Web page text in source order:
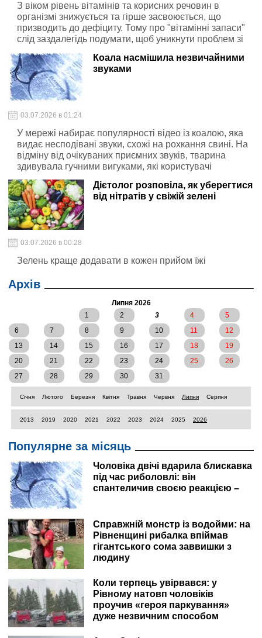
З віком рівень вітамінів та корисних речовин в
організмі знижується та гірше засвоюється, що
призводить до дефіциту. Тому про "вітамінні запаси"
слід заздалегідь подумати, щоб уникнути проблем зі
Коала насмішила незвичайними
звуками
03.07.2026 в 01:24
У мережі набирає популярності відео із коалою, яка
видає несподівані звуки, схожі на рохкання свині. На
відміну від очікуваних приємних звуків, тварина
здивувала гучними вигуками, які користувачі
описують як “жахливі”.
Дієтолог розповіла, як уберегтися
від нітратів у свіжій зелені
03.07.2026 в 00:28
Зелень краще додавати в кожен прийом їжі
Архів
Липня 2026
1
2 3 4
5
6
7 8 9 10 11
12
13
14 15 16 17 18
19
20
21 22 23 24 25
26
27
28 29 30 31
Січня Лютого Березня Квітня Травня Червня Липня Серпня
2013 2019 2020 2021 2022 2023 2024 2025 2026
Популярне за місяць
Чоловіка двічі вдарила блискавка
під час риболовлі: він
спантеличив своєю реакцією –
Справжній монстр із водойми: на
Рівненщині рибалка впіймав
гігантського сома заввишки з
людину
Коли терпець увірвався: у
Рівному натовп чоловіків
проучив «героя паркування»
дуже незвичним способом